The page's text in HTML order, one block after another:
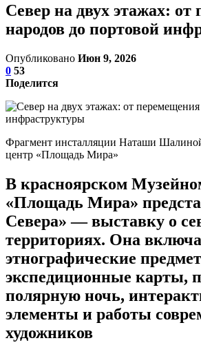
Север на двух этажах:
народов до портовой
Опубликовано Июн 9, 2026
0 53
Поделится
Фрагмент инсталляции Наташи
центр «Площадь Мира»
В красноярском
«Площадь Мира»
Севера» — выставку о
территориях. Она
этнографические
экспедиционные карты,
полярную ночь,
элементы и работы
художников